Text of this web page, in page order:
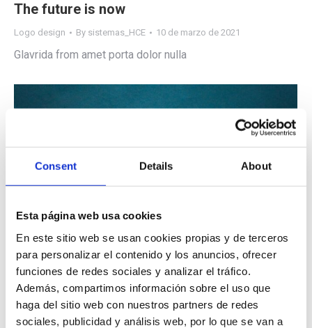
Consent Details About
Esta página web usa cookies
En este sitio web se usan cookies propias y de terceros
para personalizar el contenido y los anuncios, ofrecer
funciones de redes sociales y analizar el tráfico.
Además, compartimos información sobre el uso que
haga del sitio web con nuestros partners de redes
sociales, publicidad y análisis web, por lo que se van a
The future is now
Logo design By sistemas_HCE 10 de marzo de 2021
Glavrida from amet porta dolor nulla